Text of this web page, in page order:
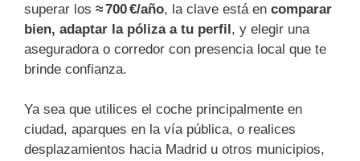
superar los ≈ 700 €/año, la clave está en comparar
bien, adaptar la póliza a tu perfil, y elegir una
aseguradora o corredor con presencia local que te
brinde confianza.
Ya sea que utilices el coche principalmente en
ciudad, aparques en la vía pública, o realices
desplazamientos hacia Madrid u otros municipios,